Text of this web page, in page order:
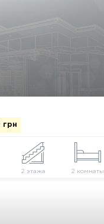
грн
2 этажа 2 комнаты